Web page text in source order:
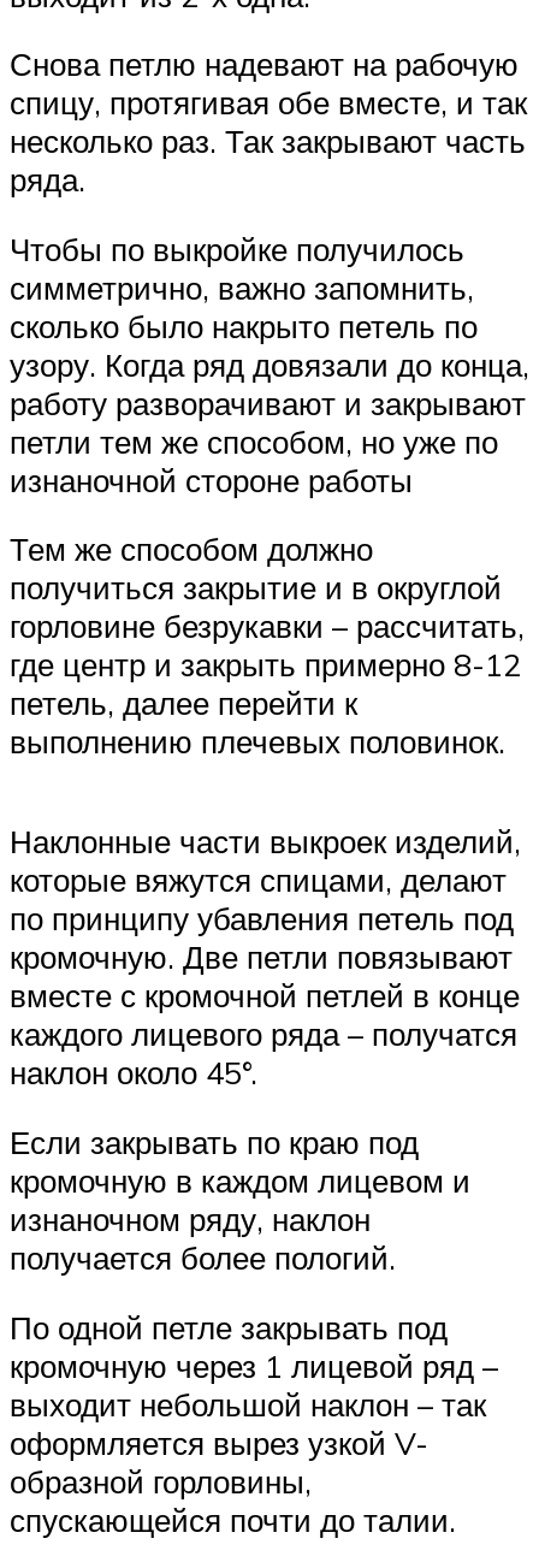
Снова петлю надевают на рабочую
спицу, протягивая обе вместе, и так
несколько раз. Так закрывают часть
ряда.
Чтобы по выкройке получилось
симметрично, важно запомнить,
сколько было накрыто петель по
узору. Когда ряд довязали до конца,
работу разворачивают и закрывают
петли тем же способом, но уже по
изнаночной стороне работы
Тем же способом должно
получиться закрытие и в округлой
горловине безрукавки – рассчитать,
где центр и закрыть примерно 8-12
петель, далее перейти к
выполнению плечевых половинок.
Наклонные части выкроек изделий,
которые вяжутся спицами, делают
по принципу убавления петель под
кромочную. Две петли повязывают
вместе с кромочной петлей в конце
каждого лицевого ряда – получатся
наклон около 45°.
Если закрывать по краю под
кромочную в каждом лицевом и
изнаночном ряду, наклон
получается более пологий.
По одной петле закрывать под
кромочную через 1 лицевой ряд –
выходит небольшой наклон – так
оформляется вырез узкой V-
образной горловины,
спускающейся почти до талии.